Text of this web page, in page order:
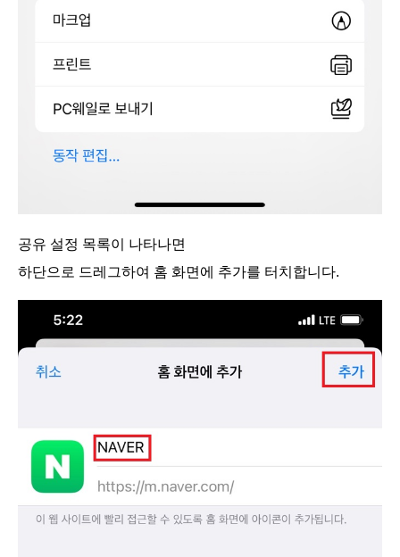
공유 설정 목록이 나타나면
하단으로 드레그하여 홈 화면에 추가를 터치합니다.